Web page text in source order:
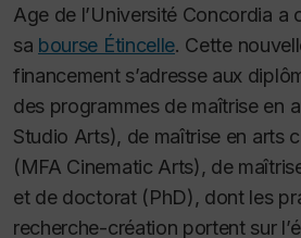
Age de l’Université Concordia a
sa bourse Étincelle. Cette
financement s’adresse aux
des programmes de maîtrise en
Studio Arts), de maîtrise en arts
(MFA Cinematic Arts), de
et de doctorat (PhD), dont les
recherche-création portent sur